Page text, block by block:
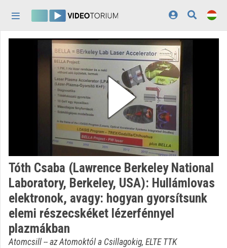
Bejelentkezés
Lejátszási listák
Közreműködők
Megjelenés:világos
Tóth Csaba (Lawrence Berkeley National
Laboratory, Berkeley, USA): Hullámlovas
elektronok, avagy: hogyan gyorsítsunk
elemi részecskéket lézerfénnyel
plazmákban
Atomcsill -- az Atomoktól a Csillagokig, ELTE TTK